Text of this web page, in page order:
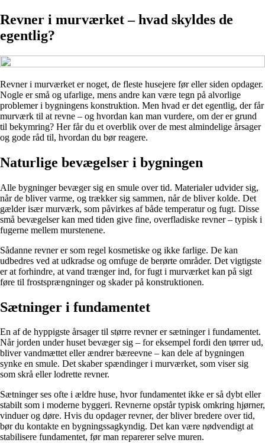
Revner i murværket – hvad skyldes de
egentlig?
Revner i murværket er noget, de fleste husejere før eller siden opdager.
Nogle er små og ufarlige, mens andre kan være tegn på alvorlige
problemer i bygningens konstruktion. Men hvad er det egentlig, der får
murværk til at revne – og hvordan kan man vurdere, om der er grund
til bekymring? Her får du et overblik over de mest almindelige årsager
og gode råd til, hvordan du bør reagere.
Naturlige bevægelser i bygningen
Alle bygninger bevæger sig en smule over tid. Materialer udvider sig,
når de bliver varme, og trækker sig sammen, når de bliver kolde. Det
gælder især murværk, som påvirkes af både temperatur og fugt. Disse
små bevægelser kan med tiden give fine, overfladiske revner – typisk i
fugerne mellem murstenene.
Sådanne revner er som regel kosmetiske og ikke farlige. De kan
udbedres ved at udkradse og omfuge de berørte områder. Det vigtigste
er at forhindre, at vand trænger ind, for fugt i murværket kan på sigt
føre til frostsprængninger og skader på konstruktionen.
Sætninger i fundamentet
En af de hyppigste årsager til større revner er sætninger i fundamentet.
Når jorden under huset bevæger sig – for eksempel fordi den tørrer ud,
bliver vandmættet eller ændrer bæreevne – kan dele af bygningen
synke en smule. Det skaber spændinger i murværket, som viser sig
som skrå eller lodrette revner.
Sætninger ses ofte i ældre huse, hvor fundamentet ikke er så dybt eller
stabilt som i moderne byggeri. Revnerne opstår typisk omkring hjørner,
vinduer og døre. Hvis du opdager revner, der bliver bredere over tid,
bør du kontakte en bygningssagkyndig. Det kan være nødvendigt at
stabilisere fundamentet, før man reparerer selve muren.